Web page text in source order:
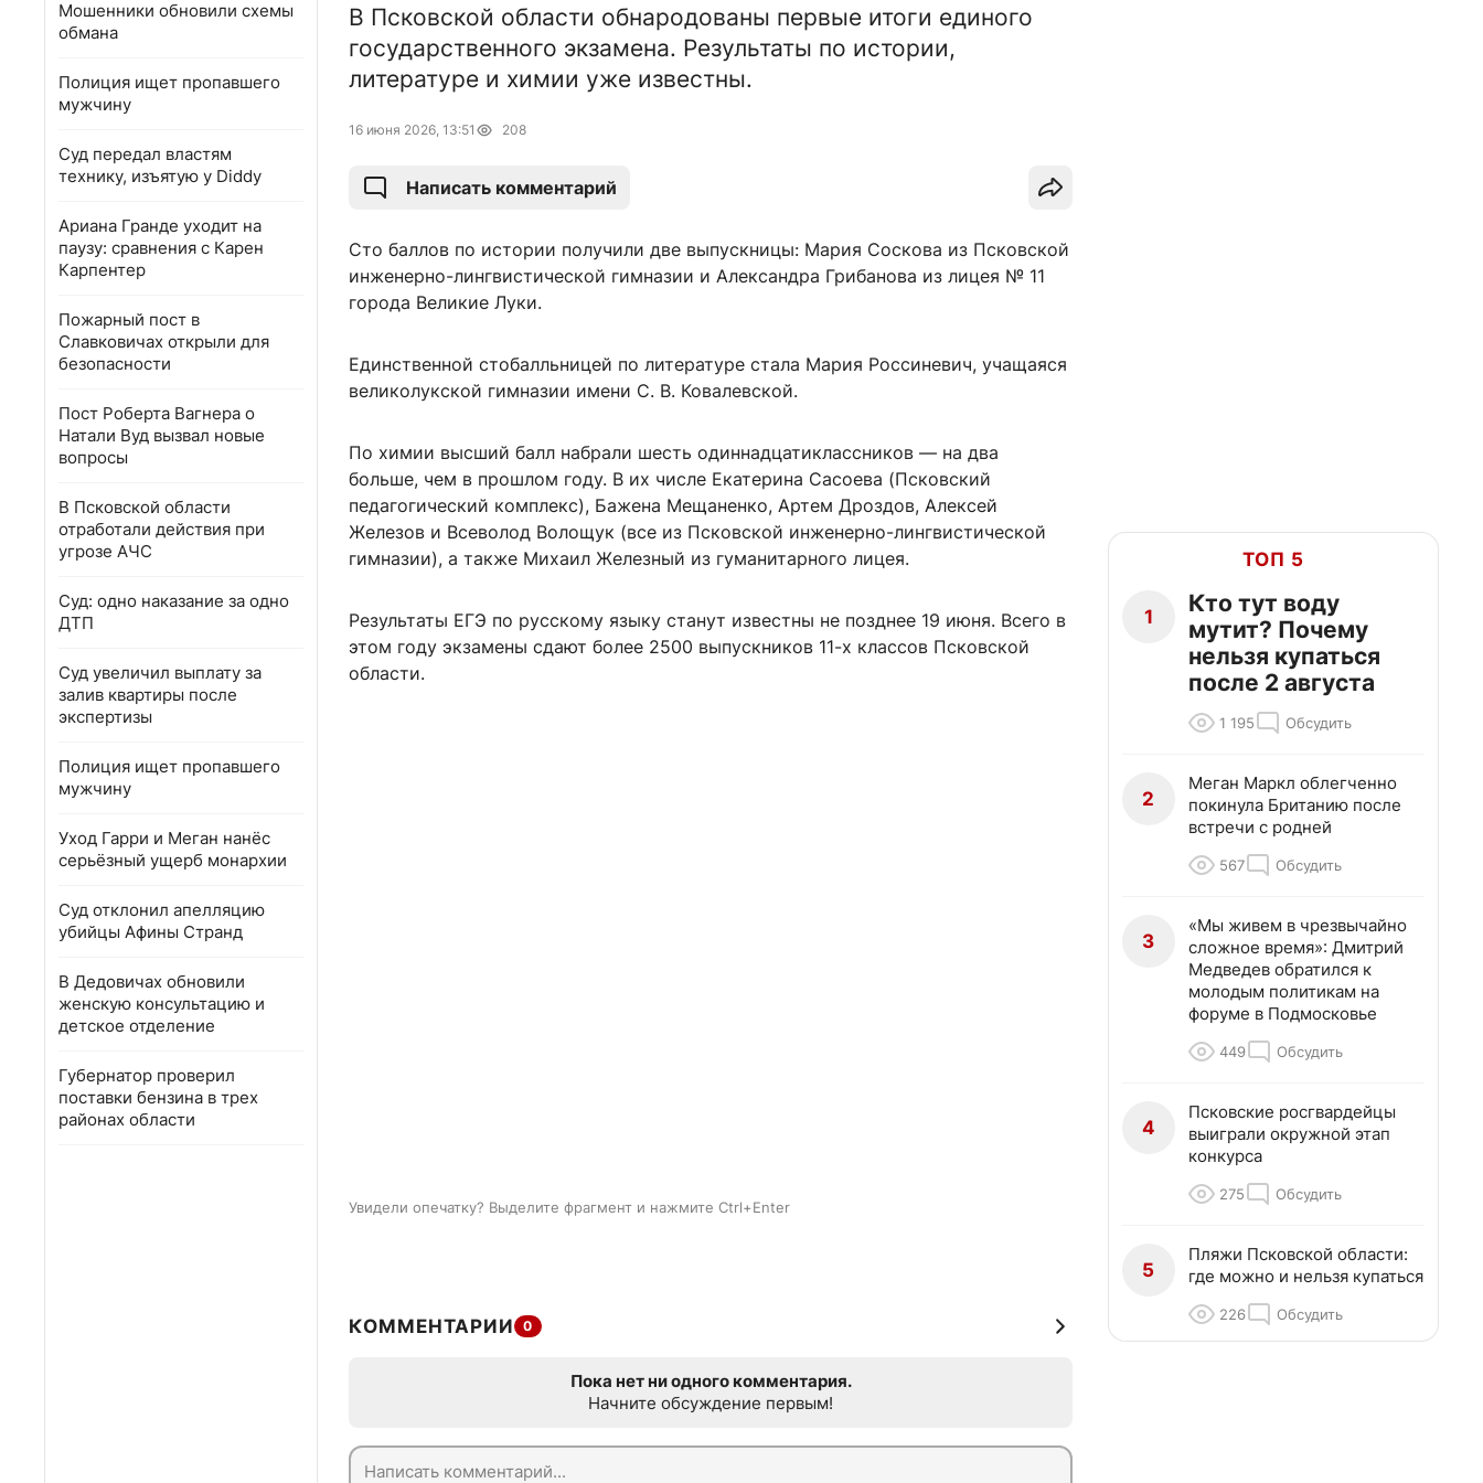
Мошенники обновили схемы
обмана
Полиция ищет пропавшего
мужчину
Суд передал властям
технику, изъятую у Diddy
Ариана Гранде уходит на
паузу: сравнения с Карен
Карпентер
Пожарный пост в
Славковичах открыли для
безопасности
Пост Роберта Вагнера о
Натали Вуд вызвал новые
вопросы
В Псковской области
отработали действия при
угрозе АЧС
Суд: одно наказание за одно
ДТП
Суд увеличил выплату за
залив квартиры после
экспертизы
Полиция ищет пропавшего
мужчину
Уход Гарри и Меган нанёс
серьёзный ущерб монархии
Суд отклонил апелляцию
убийцы Афины Странд
В Дедовичах обновили
женскую консультацию и
детское отделение
Губернатор проверил
поставки бензина в трех
районах области
В Псковской области обнародованы первые итоги единого
государственного экзамена. Результаты по истории,
литературе и химии уже известны.
16 июня 2026, 13:51 208
Написать комментарий
Сто баллов по истории получили две выпускницы: Мария Соскова из Псковской
инженерно-лингвистической гимназии и Александра Грибанова из лицея № 11
города Великие Луки.
Единственной стобалльницей по литературе стала Мария Россиневич, учащаяся
великолукской гимназии имени С. В. Ковалевской.
По химии высший балл набрали шесть одиннадцатиклассников — на два
больше, чем в прошлом году. В их числе Екатерина Сасоева (Псковский
педагогический комплекс), Бажена Мещаненко, Артем Дроздов, Алексей
Железов и Всеволод Волощук (все из Псковской инженерно-лингвистической
гимназии), а также Михаил Железный из гуманитарного лицея.
Результаты ЕГЭ по русскому языку станут известны не позднее 19 июня. Всего в
этом году экзамены сдают более 2500 выпускников 11-х классов Псковской
области.
Увидели опечатку? Выделите фрагмент и нажмите Ctrl+Enter
КОММЕНТАРИИ 0
Пока нет ни одного комментария.
Начните обсуждение первым!
ТОП 5
1
Кто тут воду
мутит? Почему
нельзя купаться
после 2 августа
1 195 Обсудить
2
Меган Маркл облегченно
покинула Британию после
встречи с родней
567 Обсудить
3
«Мы живем в чрезвычайно
сложное время»: Дмитрий
Медведев обратился к
молодым политикам на
форуме в Подмосковье
449 Обсудить
4
Псковские росгвардейцы
выиграли окружной этап
конкурса
275 Обсудить
5
Пляжи Псковской области:
где можно и нельзя купаться
226 Обсудить